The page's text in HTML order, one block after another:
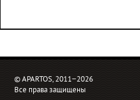
© APARTOS, 2011−2026
Все права защищены